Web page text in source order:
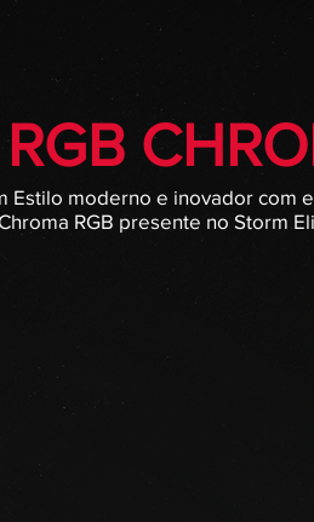
RGB
Estilo moderno e inovador com
RGB presente no Storm